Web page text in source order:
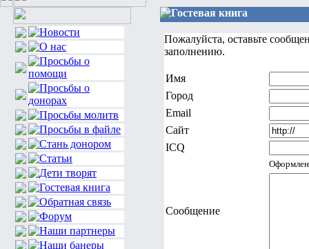
Гостевая книга
Пожалуйста, оставьте
заполнению.
Имя
Город
Email
Сайт
ICQ
Сообщение